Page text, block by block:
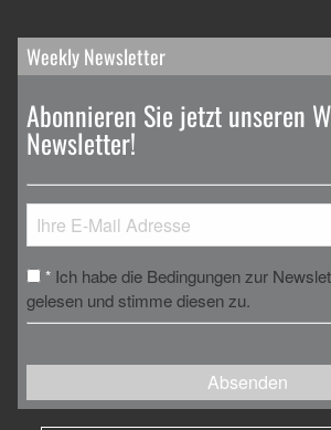
Weekly Newsletter
Abonnieren Sie jetzt unseren
Newsletter!
* Ich habe die Bedingungen zur
gelesen und stimme diesen zu.
Absenden